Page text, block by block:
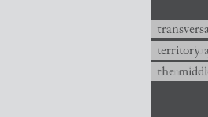
territorio
el medio
territory
the